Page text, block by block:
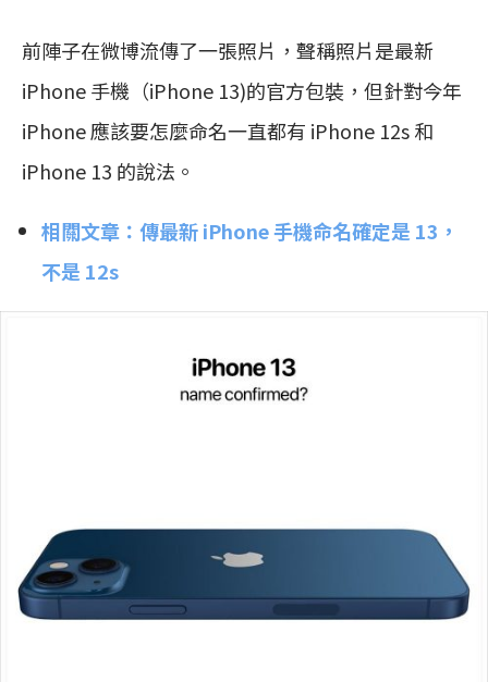
前陣子在微博流傳了一張照片，聲稱照片是最新
iPhone 手機（iPhone 13)的官方包裝，但針對今年
iPhone 應該要怎麼命名一直都有 iPhone 12s 和
iPhone 13 的說法。
相關文章：傳最新 iPhone 手機命名確定是 13，
不是 12s